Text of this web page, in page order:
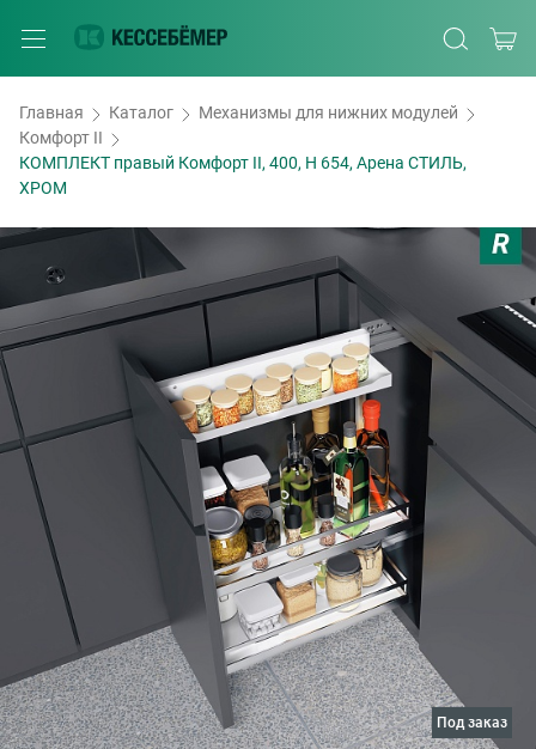
Главная Каталог
Механизмы для нижних модулей
Комфорт II
КОМПЛЕКТ правый Комфорт II, 400, H 654, Арена СТИЛЬ,
ХРОМ
под заказ